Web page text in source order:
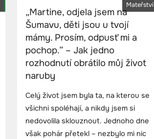
Mateřství
„Martine, odjela jsem na
Šumavu, děti jsou u tvojí
mámy. Prosím, odpusť mi a
pochop.” – Jak jedno
rozhodnutí obrátilo můj život
naruby
Celý život jsem byla ta, na kterou se
všichni spoléhají, a nikdy jsem si
nedovolila sklouznout. Jednoho dne
však pohár přetekl – nezbylo mi nic